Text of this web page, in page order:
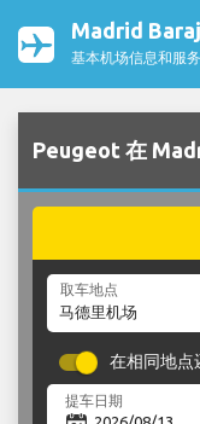
Madrid
基本机场信息和服务
Peugeot 在
取车地点
在相同地点
提车日期